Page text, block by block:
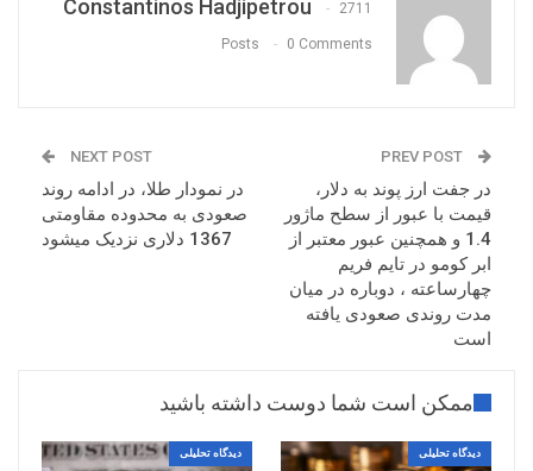
Constantinos Hadjipetrou 2711
Posts 0 Comments
در جفت ارز پوند به دلار،
قیمت با عبور از سطح ماژور
1.4 و همچنین عبور معتبر از
ابر کومو در تایم فریم
چهارساعته ، دوباره در میان
مدت روندی صعودی یافته
است
NEXT POST
در نمودار طلا، در ادامه روند
صعودی به محدوده مقاومتی
1367 دلاری نزدیک میشود
ممکن است شما دوست داشته باشید
دیدگاه تحلیلی دیدگاه تحلیلی